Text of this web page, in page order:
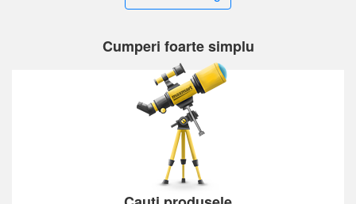
Cumperi foarte simplu